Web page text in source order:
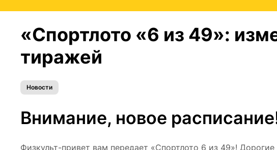
«Спортлото «6 из 49»:
тиражей
Новости
Внимание, новое
Физкульт-привет вам передает «Спортлото 6 из 49»!